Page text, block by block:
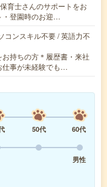
育士さんのサポートをお
・登園時のお迎…
コンスキル不要 / 英語力不
持ちの方＊履歴書・来社
仕事が未経験でも…
50代
60代
男性